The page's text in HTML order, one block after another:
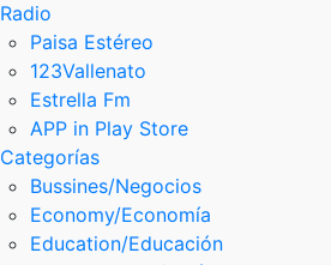
Radio
Paisa Estéreo
123Vallenato
Estrella Fm
APP in Play Store
Categorías
Bussines/Negocios
Economy/Economía
Education/Educación